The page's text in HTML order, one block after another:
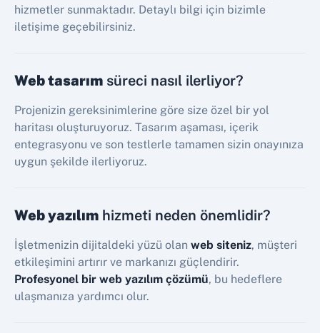
hizmetler sunmaktadır. Detaylı bilgi için bizimle
iletişime geçebilirsiniz.
Web tasarım süreci nasıl ilerliyor?
Projenizin gereksinimlerine göre size özel bir yol
haritası oluşturuyoruz. Tasarım aşaması, içerik
entegrasyonu ve son testlerle tamamen sizin onayınıza
uygun şekilde ilerliyoruz.
Web yazılım hizmeti neden önemlidir?
İşletmenizin dijitaldeki yüzü olan web siteniz, müşteri
etkileşimini artırır ve markanızı güçlendirir.
Profesyonel bir web yazılım çözümü, bu hedeflere
ulaşmanıza yardımcı olur.